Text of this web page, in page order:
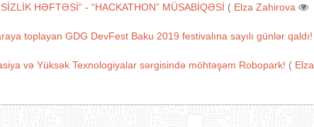
HƏFTƏSİ” - “HACKATHON” MÜSABİQƏSİ ( Elza Zahirova
toplayan GDG DevFest Baku 2019 festivalına sayılı günlər qaldı!
və Yüksək Texnologiyalar sərgisində möhtəşəm Robopark! ( Elza